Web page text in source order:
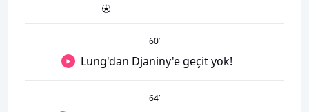
60’
Lung'dan Djaniny'e geçit yok!
64’